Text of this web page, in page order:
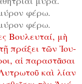
φέ­ρω.
φέ­ρω.
Βου­λευ­ταί, μὴ
πρά­ξει τῶν Ἰ­ου­
αἱ πα­ρα­στᾶ­σαι
καὶ λί­αν